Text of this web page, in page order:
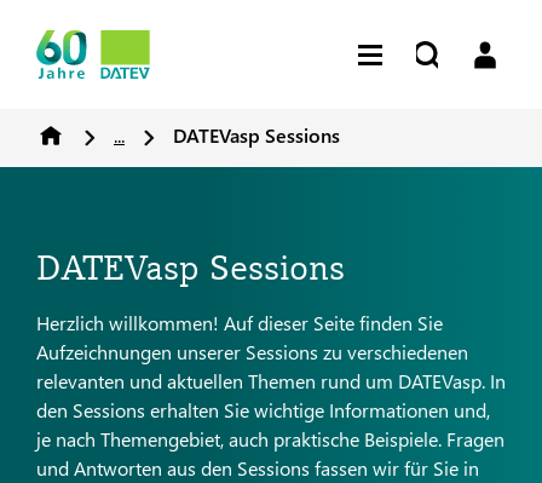
... DATEVasp Sessions
DATEVasp Sessions
Herzlich willkommen! Auf dieser Seite finden Sie
Aufzeichnungen unserer Sessions zu verschiedenen
relevanten und aktuellen Themen rund um DATEVasp. In
den Sessions erhalten Sie wichtige Informationen und,
je nach Themengebiet, auch praktische Beispiele. Fragen
und Antworten aus den Sessions fassen wir für Sie in